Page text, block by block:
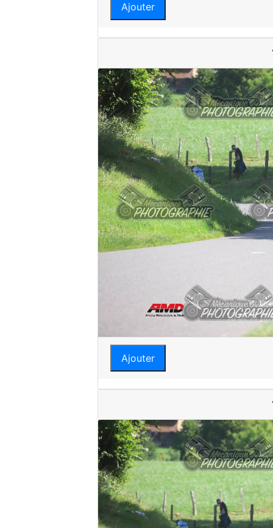
Ajouter
Ajouter